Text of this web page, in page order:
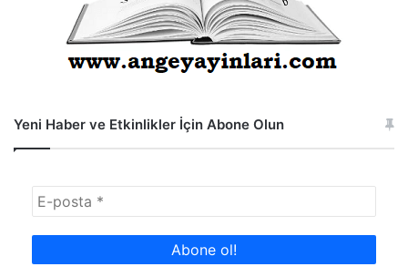
Yeni Haber ve Etkinlikler İçin Abone Olun